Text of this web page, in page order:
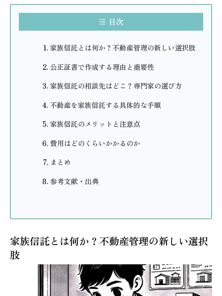
目次
家族信託とは何か？不動産管理の新しい選択肢
公正証書で作成する理由と重要性
家族信託の相談先はどこ？専門家の選び方
不動産を家族信託する具体的な手順
家族信託のメリットと注意点
費用はどのくらいかかるのか
まとめ
参考文献・出典
家族信託とは何か？不動産管理の新しい選択
肢